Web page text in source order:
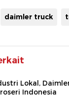
daimler truck
Lokal,
Indonesia